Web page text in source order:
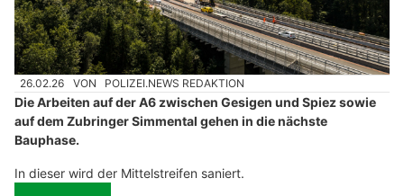
26.02.26 VON POLIZEI.NEWS REDAKTION
Die Arbeiten auf der A6 zwischen Gesigen und Spiez sowie
auf dem Zubringer Simmental gehen in die nächste
Bauphase.
In dieser wird der Mittelstreifen saniert.